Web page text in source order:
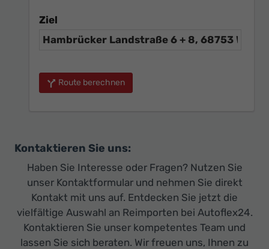
Ziel
Route berechnen
Kontaktieren Sie uns:
Haben Sie Interesse oder Fragen? Nutzen Sie
unser Kontaktformular und nehmen Sie direkt
Kontakt mit uns auf. Entdecken Sie jetzt die
vielfältige Auswahl an Reimporten bei Autoflex24.
Kontaktieren Sie unser kompetentes Team und
lassen Sie sich beraten. Wir freuen uns, Ihnen zu